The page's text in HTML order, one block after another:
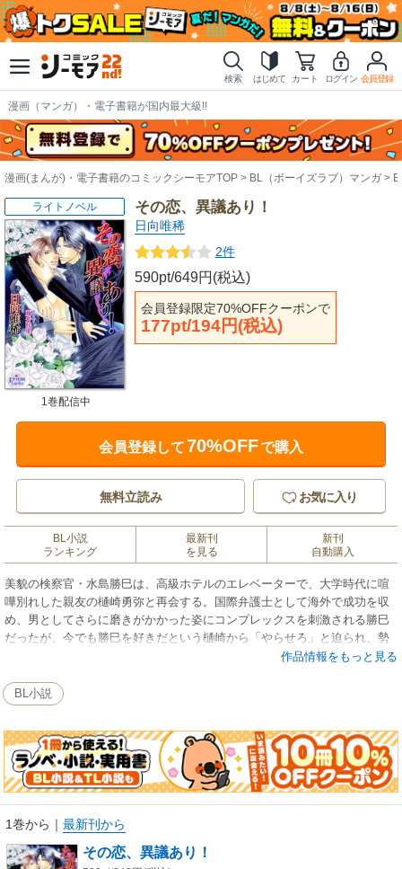
検索 はじめて カート ログイン 会員登録
漫画（マンガ）・電子書籍が国内最大級!!
漫画(まんが)・電子書籍のコミックシーモアTOP BL（ボーイズラブ）マンガ
その恋、異議あり！
日向唯稀
2件
590pt/649円(税込)
会員登録限定70%OFFクーポンで
177pt/194円(税込)
ライトノベル
1巻配信中
会員登録して70%OFFで購入
無料立読み お気に入り
BL小説
ランキング
最新刊
を見る
新刊
自動購入
美貌の検察官・水島勝巳は、高級ホテルのエレベーターで、大学時代に喧
嘩別れした親友の樋崎勇弥と再会する。国際弁護士として海外で成功を収
め、男としてさらに磨きがかかった姿にコンプレックスを刺激される勝巳
だったが、今でも勝巳を好きだという樋崎から「やらせろ」と迫られ、勢
いと成りゆきでたっぷりと奪われてしまう。さらに色男極道組長の誘惑
る！？
作品情報をもっと見る
BL小説
1巻から ｜ 最新刊から
その恋、異議あり！